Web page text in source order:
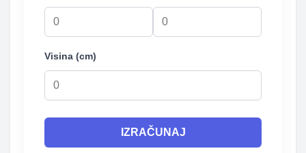
Visina (cm)
IZRAČUNAJ